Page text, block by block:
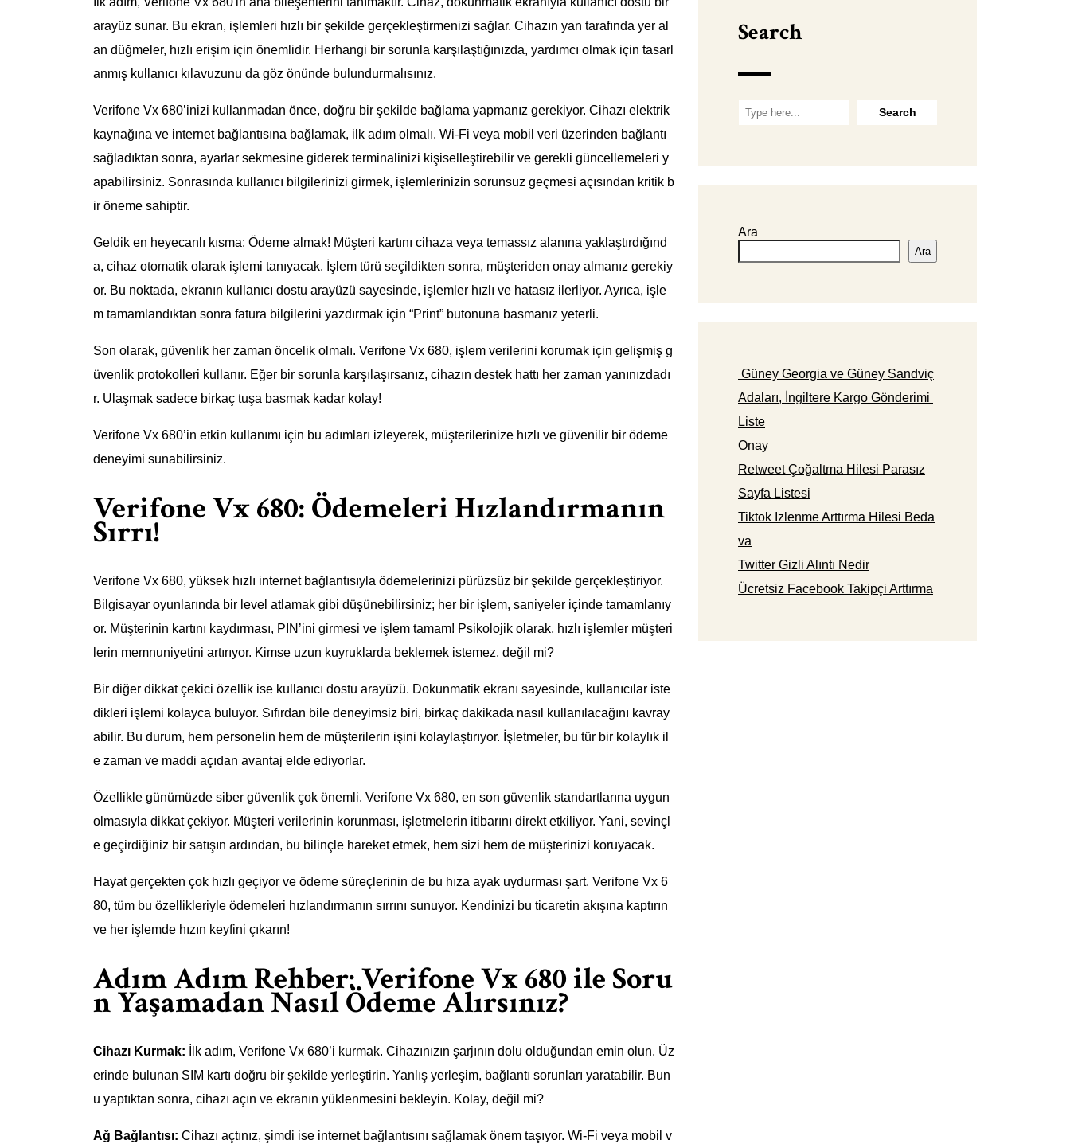
arayüz sunar. Bu ekran, işlemleri hızlı bir şekilde gerçekleştirmenizi sağlar. Cihazın yan tarafında yer al
an düğmeler, hızlı erişim için önemlidir. Herhangi bir sorunla karşılaştığınızda, yardımcı olmak için tasarl
anmış kullanıcı kılavuzunu da göz önünde bulundurmalısınız.
Verifone Vx 680’inizi kullanmadan önce, doğru bir şekilde bağlama yapmanız gerekiyor. Cihazı elektrik
kaynağına ve internet bağlantısına bağlamak, ilk adım olmalı. Wi-Fi veya mobil veri üzerinden bağlantı
sağladıktan sonra, ayarlar sekmesine giderek terminalinizi kişiselleştirebilir ve gerekli güncellemeleri y
apabilirsiniz. Sonrasında kullanıcı bilgilerinizi girmek, işlemlerinizin sorunsuz geçmesi açısından kritik b
ir öneme sahiptir.
Geldik en heyecanlı kısma: Ödeme almak! Müşteri kartını cihaza veya temassız alanına yaklaştırdığınd
a, cihaz otomatik olarak işlemi tanıyacak. İşlem türü seçildikten sonra, müşteriden onay almanız gerekiy
or. Bu noktada, ekranın kullanıcı dostu arayüzü sayesinde, işlemler hızlı ve hatasız ilerliyor. Ayrıca, işle
m tamamlandıktan sonra fatura bilgilerini yazdırmak için “Print” butonuna basmanız yeterli.
Son olarak, güvenlik her zaman öncelik olmalı. Verifone Vx 680, işlem verilerini korumak için gelişmiş g
üvenlik protokolleri kullanır. Eğer bir sorunla karşılaşırsanız, cihazın destek hattı her zaman yanınızdadı
r. Ulaşmak sadece birkaç tuşa basmak kadar kolay!
Verifone Vx 680’in etkin kullanımı için bu adımları izleyerek, müşterilerinize hızlı ve güvenilir bir ödeme
deneyimi sunabilirsiniz.
Verifone Vx 680: Ödemeleri Hızlandırmanın
Sırrı!
Verifone Vx 680, yüksek hızlı internet bağlantısıyla ödemelerinizi pürüzsüz bir şekilde gerçekleştiriyor.
Bilgisayar oyunlarında bir level atlamak gibi düşünebilirsiniz; her bir işlem, saniyeler içinde tamamlanıy
or. Müşterinin kartını kaydırması, PIN’ini girmesi ve işlem tamam! Psikolojik olarak, hızlı işlemler müşteri
lerin memnuniyetini artırıyor. Kimse uzun kuyruklarda beklemek istemez, değil mi?
Bir diğer dikkat çekici özellik ise kullanıcı dostu arayüzü. Dokunmatik ekranı sayesinde, kullanıcılar iste
dikleri işlemi kolayca buluyor. Sıfırdan bile deneyimsiz biri, birkaç dakikada nasıl kullanılacağını kavray
abilir. Bu durum, hem personelin hem de müşterilerin işini kolaylaştırıyor. İşletmeler, bu tür bir kolaylık il
e zaman ve maddi açıdan avantaj elde ediyorlar.
Özellikle günümüzde siber güvenlik çok önemli. Verifone Vx 680, en son güvenlik standartlarına uygun
olmasıyla dikkat çekiyor. Müşteri verilerinin korunması, işletmelerin itibarını direkt etkiliyor. Yani, sevinçl
e geçirdiğiniz bir satışın ardından, bu bilinçle hareket etmek, hem sizi hem de müşterinizi koruyacak.
Hayat gerçekten çok hızlı geçiyor ve ödeme süreçlerinin de bu hıza ayak uydurması şart. Verifone Vx 6
80, tüm bu özellikleriyle ödemeleri hızlandırmanın sırrını sunuyor. Kendinizi bu ticaretin akışına kaptırın
ve her işlemde hızın keyfini çıkarın!
Adım Adım Rehber: Verifone Vx 680 ile Soru
n Yaşamadan Nasıl Ödeme Alırsınız?
Cihazı Kurmak: İlk adım, Verifone Vx 680’i kurmak. Cihazınızın şarjının dolu olduğundan emin olun. Üz
erinde bulunan SIM kartı doğru bir şekilde yerleştirin. Yanlış yerleşim, bağlantı sorunları yaratabilir. Bun
u yaptıktan sonra, cihazı açın ve ekranın yüklenmesini bekleyin. Kolay, değil mi?
Ağ Bağlantısı: Cihazı açtınız, şimdi ise internet bağlantısını sağlamak önem taşıyor. Wi-Fi veya mobil v
Search
Ara
Ara
Güney Georgia ve Güney Sandviç
Adaları, İngiltere Kargo Gönderimi
Liste
Onay
Retweet Çoğaltma Hilesi Parasız
Sayfa Listesi
Tiktok Izlenme Arttırma Hilesi Beda
va
Twitter Gizli Alıntı Nedir
Ücretsiz Facebook Takipçi Arttırma